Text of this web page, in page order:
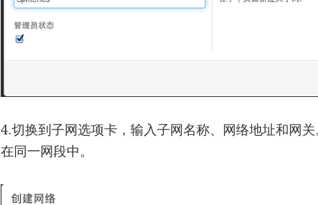
4.切换到子网选项卡，输入子网名称、网络地址和网
在同一网段中。